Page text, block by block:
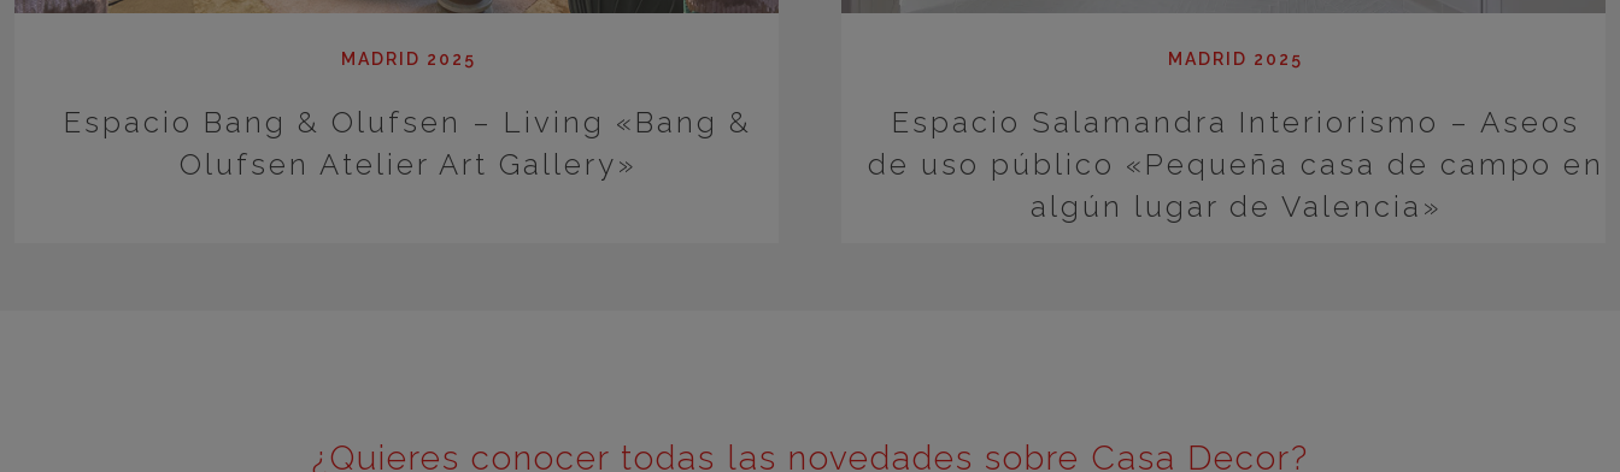
MADRID 2025
Espacio Bang & Olufsen – Living «Bang &
Olufsen Atelier Art Gallery»
MADRID 2025
Espacio Salamandra Interiorismo – Aseos
de uso público «Pequeña casa de campo en
algún lugar de Valencia»
¿Quieres conocer todas las novedades sobre Casa Decor?